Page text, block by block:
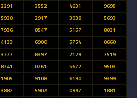
2291 3552 4631
9695
5930 2917 3938
5693
7936 8547 5157
8031
4133 6900 5754
0660
3777 8397 2129
7519
8741 0261 5672
9503
1905 9108 6190
9399
3882 5902 0997
1881